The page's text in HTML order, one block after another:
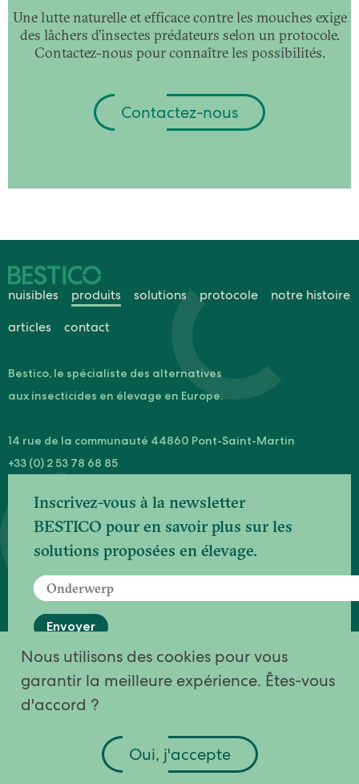
Une lutte naturelle et efficace contre les mouches exige
des lâchers d'insectes prédateurs selon un protocole.
Contactez-nous pour connaître les possibilités.
Contactez-nous
nuisibles produits solutions protocole
notre histoire
articles
contact
Bestico, le spécialiste des alternatives
aux insecticides en élevage en Europe.
14 rue de la communauté 44860 Pont-Saint-Martin
+33 (0) 2 53 78 68 85
Inscrivez-vous à la newsletter
BESTICO pour en savoir plus sur les
solutions proposées en élevage.
Envoyer
Votre inscription est en cours de traitement
Merci pour votre inscription
réessayer ou contactez-nous.
Nous utilisons des cookies pour vous
garantir la meilleure expérience. Êtes-vous
d'accord ?
Oui, j'accepte